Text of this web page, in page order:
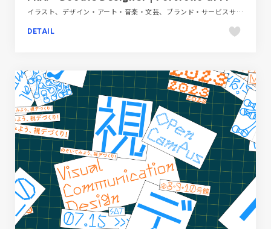
イラスト、デザイン・アート・音楽・文芸、ブランド・サービスサイト、ホワイト系、ポップ、モーション多め
DETAIL